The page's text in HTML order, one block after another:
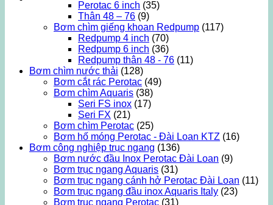
Perotac 6 inch (35)
Thân 48 – 76 (9)
Bơm chìm giếng khoan Redpump (117)
Redpump 4 inch (70)
Redpump 6 inch (36)
Redpump thân 48 - 76 (11)
Bơm chìm nước thải (128)
Bơm cắt rác Perotac (49)
Bơm chìm Aquaris (38)
Seri FS inox (17)
Seri FX (21)
Bơm chìm Perotac (25)
Bơm hố móng Perotac - Đài Loan KTZ (16)
Bơm công nghiệp trục ngang (136)
Bơm nước đầu Inox Perotac Đài Loan (9)
Bơm trục ngang Aquaris (31)
Bơm trục ngang cánh hở Perotac Đài Loan (11)
Bơm trục ngang đầu inox Aquaris Italy (23)
Bơm trục ngang Perotac (31)